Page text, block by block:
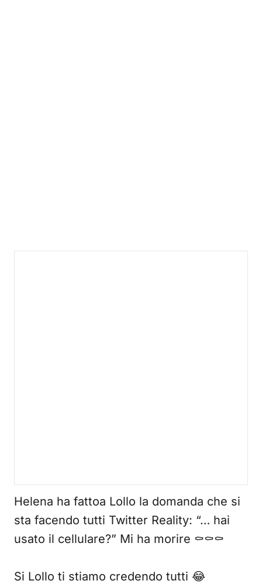
Helena ha fattoa Lollo la domanda che si
sta facendo tutti Twitter Reality: “… hai
usato il cellulare?” Mi ha morire ⚰️⚰️⚰️
Si Lollo ti stiamo credendo tutti 😂